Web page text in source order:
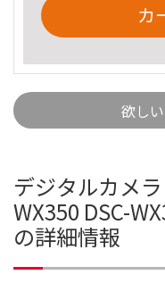
カ
欲し
デジタルカメ
WX350 DSC-
の詳細情報